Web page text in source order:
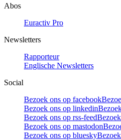
Abos
Euractiv Pro
Newsletters
Rapporteur
Englische Newsletters
Social
Bezoek ons op facebook
Bezoek ons op linkedin
Bezoek ons op rss-feed
Bezoek ons op mastodon
Bezoek ons op bluesky